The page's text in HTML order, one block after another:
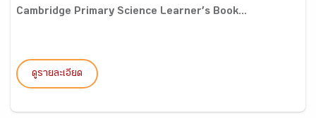
Cambridge Primary Science Learner’s Book...
ดูรายละเอียด